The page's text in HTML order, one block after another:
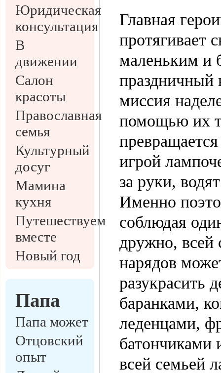
Юридическая
консультация
В
движении
Салон
красоты
Православная
семья
Культурный
досуг
Мамина
кухня
Путешествуем
вместе
Новый год
Папа
Папа может
Отцовский
опыт
Главная
протягивает
маленьким и
праздничный
миссия
помощью их
игрой
за руки,
Именно
соблюдая
дружно, всей
нарядов
разукрасить
баранками,
леденцами,
батончиками
всей семьей